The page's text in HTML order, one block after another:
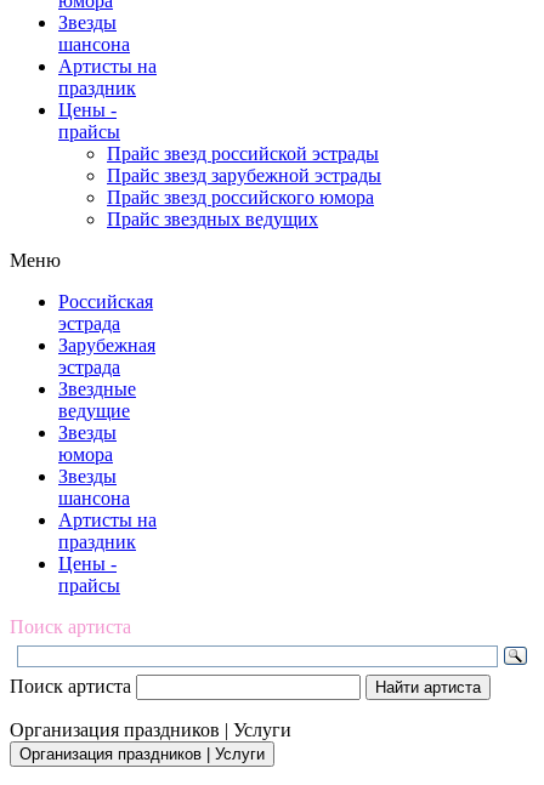
Звезды
шансона
Артисты на
праздник
Цены -
прайсы
Прайс звезд российской эстрады
Прайс звезд зарубежной эстрады
Прайс звезд российского юмора
Прайс звездных ведущих
Меню
Российская
эстрада
Зарубежная
эстрада
Звездные
ведущие
Звезды
юмора
Звезды
шансона
Артисты на
праздник
Цены -
прайсы
Поиск артиста
Поиск артиста
Организация праздников | Услуги
Организация праздников | Услуги